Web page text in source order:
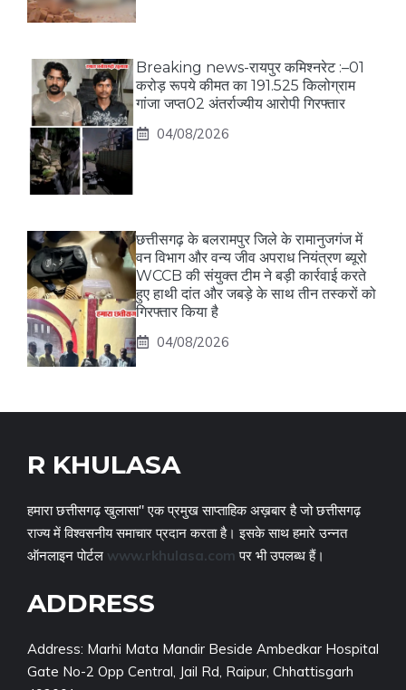
Breaking news-रायपुर कमिश्नरेट :–01
करोड़ रूपये कीमत का 191.525 किलोग्राम
गांजा जप्त02 अंतर्राज्यीय आरोपी गिरफ्तार
04/08/2026
छत्तीसगढ़ के बलरामपुर जिले के रामानुजगंज में
वन विभाग और वन्य जीव अपराध नियंत्रण ब्यूरो
WCCB की संयुक्त टीम ने बड़ी कार्रवाई करते
हुए हाथी दांत और जबड़े के साथ तीन तस्करों को
गिरफ्तार किया है
04/08/2026
R KHULASA
हमारा छत्तीसगढ़ खुलासा" एक प्रमुख साप्ताहिक अख़बार है जो छत्तीसगढ़
राज्य में विश्वसनीय समाचार प्रदान करता है। इसके साथ हमारे उन्नत
ऑनलाइन पोर्टल www.rkhulasa.com पर भी उपलब्ध हैं।
ADDRESS
Address: Marhi Mata Mandir Beside Ambedkar Hospital
Gate No-2 Opp Central, Jail Rd, Raipur, Chhattisgarh